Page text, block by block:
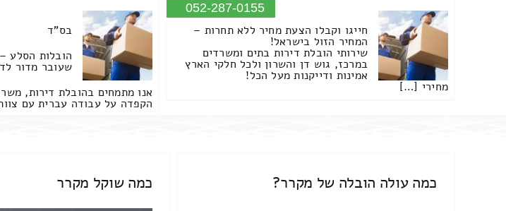
052-287-0155
חייגו וקבלו הצעת מחיר ללא תחרות –
המחיר הזול בישראל!
שירותי הובלת דירות בתים ומשרדים
במרכז, גוש דן והשרון ולכל חלקי הארץ
אמינות ודייקנות מעל הכל!
מחירי […]
בס"ד
הובלות הסלע
שעובר מדור
אנו מתמחים בהובלת דירות,
הקפדה על עבודה עברית עם
כמה עולה הובלה של מקרר? כמה שוקל מקרר